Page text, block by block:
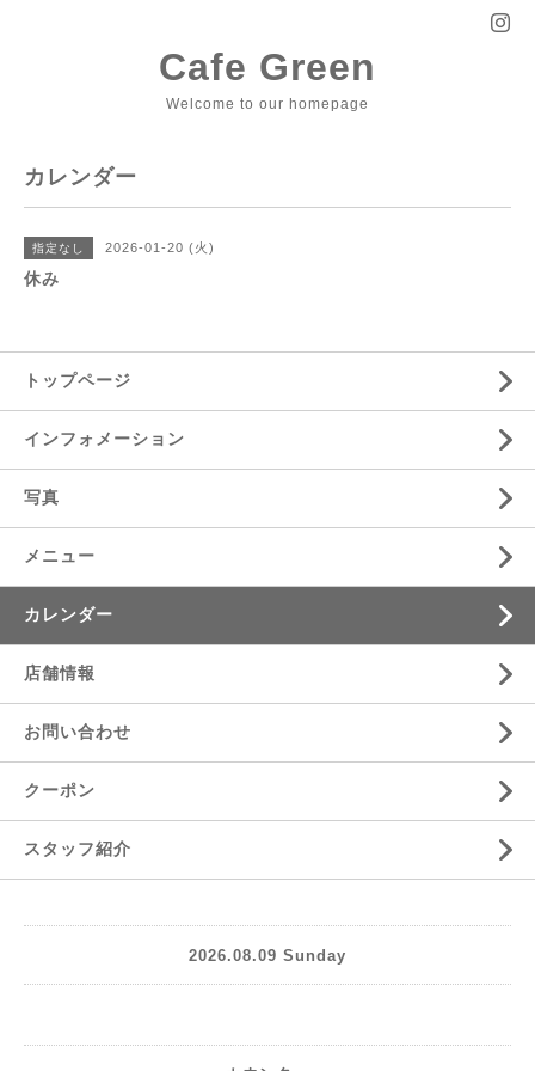
Cafe Green
Welcome to our homepage
カレンダー
指定なし 2026-01-20 (火)
休み
トップページ
インフォメーション
写真
メニュー
カレンダー
店舗情報
お問い合わせ
クーポン
スタッフ紹介
2026.08.09 Sunday